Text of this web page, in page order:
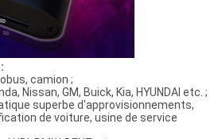
camion ;
Nissan, GM, Buick, Kia, HYUNDAI etc. ;
superbe d'approvisionnements,
de voiture, usine de service